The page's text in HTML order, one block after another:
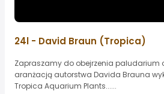
24l - David Braun (Tropica)
Zapraszamy do obejrzenia paludarium
aranżacją autorstwa Davida Brauna
Tropica Aquarium Plants......